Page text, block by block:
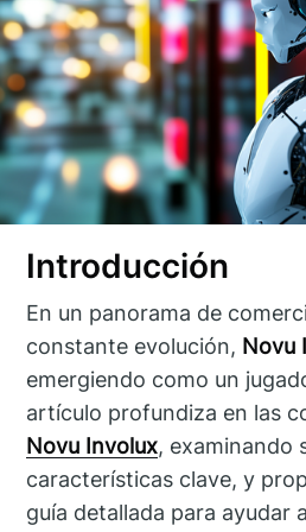
Introducción
En un panorama de
constante evolución, Novu
emergiendo como un
artículo profundiza en las
Novu Involux, examinando
características clave, y
guía detallada para ayudar